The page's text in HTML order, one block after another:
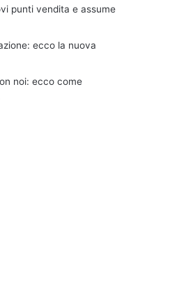
punti vendita e assume
ecco la nuova
noi: ecco come